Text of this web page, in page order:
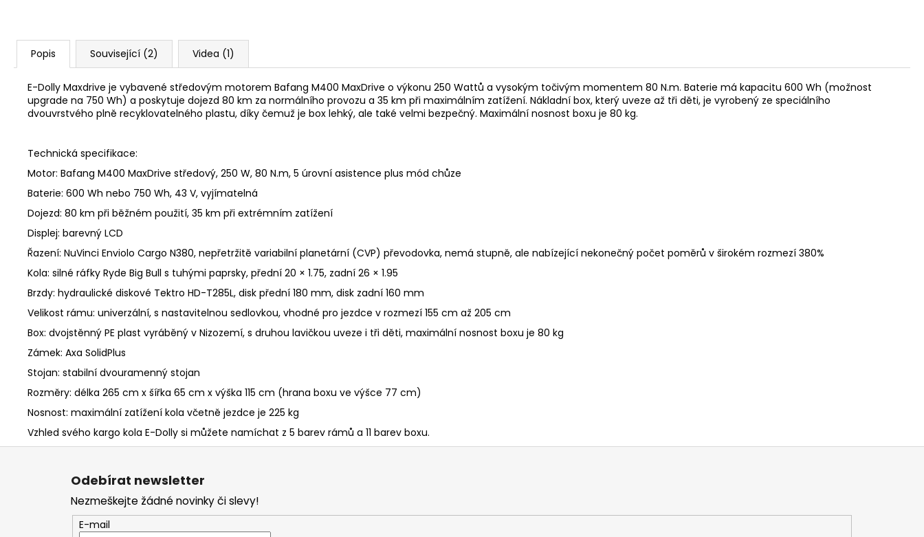
Popis Související (2) Videa (1)
E-Dolly Maxdrive je vybavené středovým motorem Bafang M400 MaxDrive o výkonu 250 Wattů a vysokým točivým momentem 80 N.m. Baterie má kapacitu 600 Wh (možnost
upgrade na 750 Wh) a poskytuje dojezd 80 km za normálního provozu a 35 km při maximálním zatížení. Nákladní box, který uveze až tři děti, je vyrobený ze speciálního
dvouvrstvého plně recyklovatelného plastu, díky čemuž je box lehký, ale také velmi bezpečný. Maximální nosnost boxu je 80 kg.
Technická specifikace:
Motor: Bafang M400 MaxDrive středový, 250 W, 80 N.m, 5 úrovní asistence plus mód chůze
Baterie: 600 Wh nebo 750 Wh, 43 V, vyjímatelná
Dojezd: 80 km při běžném použití, 35 km při extrémním zatížení
Displej: barevný LCD
Řazení: NuVinci Enviolo Cargo N380, nepřetržitě variabilní planetární (CVP) převodovka, nemá stupně, ale nabízející nekonečný počet poměrů v širokém rozmezí 380%
Kola: silné ráfky Ryde Big Bull s tuhými paprsky, přední 20 × 1.75, zadní 26 × 1.95
Brzdy: hydraulické diskové Tektro HD-T285L, disk přední 180 mm, disk zadní 160 mm
Velikost rámu: univerzální, s nastavitelnou sedlovkou, vhodné pro jezdce v rozmezí 155 cm až 205 cm
Box: dvojstěnný PE plast vyráběný v Nizozemí, s druhou lavičkou uveze i tři děti, maximální nosnost boxu je 80 kg
Zámek: Axa SolidPlus
Stojan: stabilní dvouramenný stojan
Rozměry: délka 265 cm x šířka 65 cm x výška 115 cm (hrana boxu ve výšce 77 cm)
Nosnost: maximální zatížení kola včetně jezdce je 225 kg
Vzhled svého kargo kola E-Dolly si můžete namíchat z 5 barev rámů a 11 barev boxu.
Z
Odebírat newsletter
Nezmeškejte žádné novinky či slevy!
E-mail